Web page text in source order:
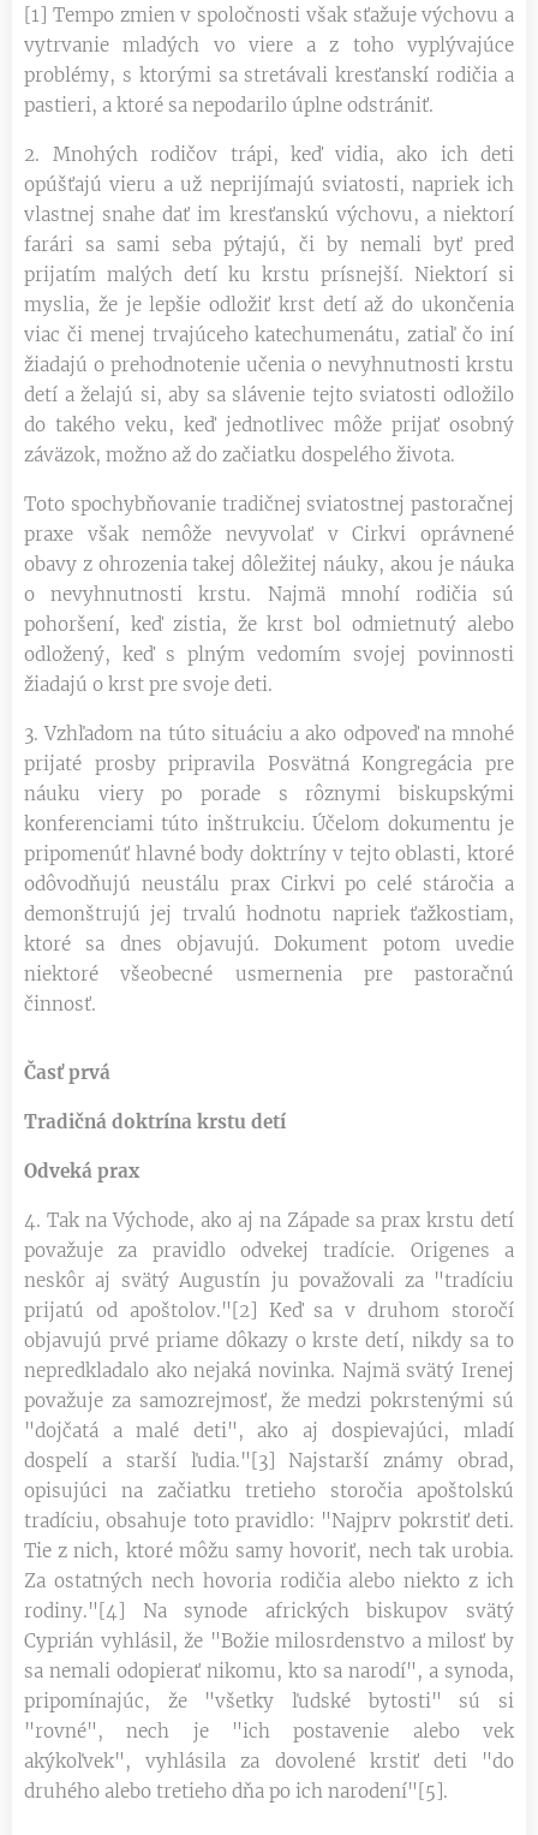
[1] Tempo zmien v spoločnosti však sťažuje výchovu a
vytrvanie mladých vo viere a z toho vyplývajúce
problémy, s ktorými sa stretávali kresťanskí rodičia a
pastieri, a ktoré sa nepodarilo úplne odstrániť.
2. Mnohých rodičov trápi, keď vidia, ako ich deti
opúšťajú vieru a už neprijímajú sviatosti, napriek ich
vlastnej snahe dať im kresťanskú výchovu, a niektorí
farári sa sami seba pýtajú, či by nemali byť pred
prijatím malých detí ku krstu prísnejší. Niektorí si
myslia, že je lepšie odložiť krst detí až do ukončenia
viac či menej trvajúceho katechumenátu, zatiaľ čo iní
žiadajú o prehodnotenie učenia o nevyhnutnosti krstu
detí a želajú si, aby sa slávenie tejto sviatosti odložilo
do takého veku, keď jednotlivec môže prijať osobný
záväzok, možno až do začiatku dospelého života.
Toto spochybňovanie tradičnej sviatostnej pastoračnej
praxe však nemôže nevyvolať v Cirkvi oprávnené
obavy z ohrozenia takej dôležitej náuky, akou je náuka
o nevyhnutnosti krstu. Najmä mnohí rodičia sú
pohoršení, keď zistia, že krst bol odmietnutý alebo
odložený, keď s plným vedomím svojej povinnosti
žiadajú o krst pre svoje deti.
3. Vzhľadom na túto situáciu a ako odpoveď na mnohé
prijaté prosby pripravila Posvätná Kongregácia pre
náuku viery po porade s rôznymi biskupskými
konferenciami túto inštrukciu. Účelom dokumentu je
pripomenúť hlavné body doktríny v tejto oblasti, ktoré
odôvodňujú neustálu prax Cirkvi po celé stáročia a
demonštrujú jej trvalú hodnotu napriek ťažkostiam,
ktoré sa dnes objavujú. Dokument potom uvedie
niektoré všeobecné usmernenia pre pastoračnú
činnosť.
Časť prvá
Tradičná doktrína krstu detí
Odveká prax
4. Tak na Východe, ako aj na Západe sa prax krstu detí
považuje za pravidlo odvekej tradície. Origenes a
neskôr aj svätý Augustín ju považovali za "tradíciu
prijatú od apoštolov."[2] Keď sa v druhom storočí
objavujú prvé priame dôkazy o krste detí, nikdy sa to
nepredkladalo ako nejaká novinka. Najmä svätý Irenej
považuje za samozrejmosť, že medzi pokrstenými sú
"dojčatá a malé deti", ako aj dospievajúci, mladí
dospelí a starší ľudia."[3] Najstarší známy obrad,
opisujúci na začiatku tretieho storočia apoštolskú
tradíciu, obsahuje toto pravidlo: "Najprv pokrstiť deti.
Tie z nich, ktoré môžu samy hovoriť, nech tak urobia.
Za ostatných nech hovoria rodičia alebo niekto z ich
rodiny."[4] Na synode afrických biskupov svätý
Cyprián vyhlásil, že "Božie milosrdenstvo a milosť by
sa nemali odopierať nikomu, kto sa narodí", a synoda,
pripomínajúc, že "všetky ľudské bytosti" sú si
"rovné", nech je "ich postavenie alebo vek
akýkoľvek", vyhlásila za dovolené krstiť deti "do
druhého alebo tretieho dňa po ich narodení"[5].